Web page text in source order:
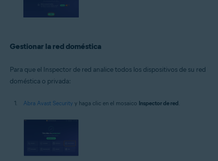
Gestionar la red doméstica
Para que el Inspector de red analice todos los dispositivos de su red
doméstica o privada:
Abra Avast Security y haga clic en el mosaico Inspector de red